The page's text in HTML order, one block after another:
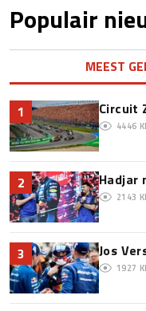
Populair
MEEST
1 Circuit
4446
2 Hadjar
2143
3 Jos
1927